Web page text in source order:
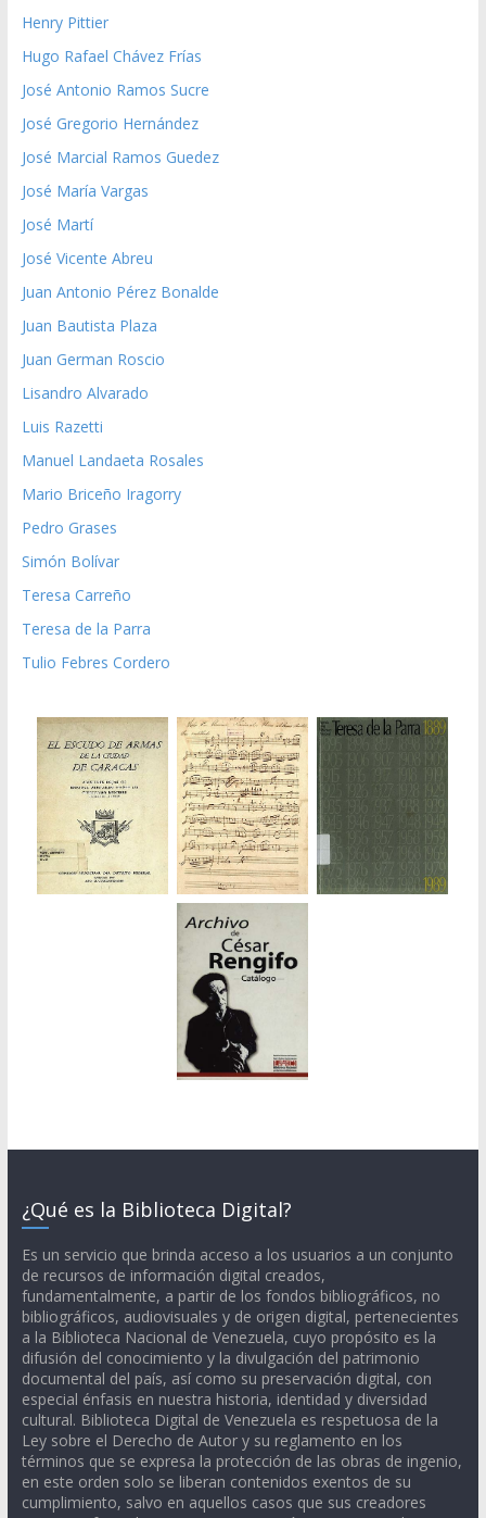
Henry Pittier
Hugo Rafael Chávez Frías
José Antonio Ramos Sucre
José Gregorio Hernández
José Marcial Ramos Guedez
José María Vargas
José Martí
José Vicente Abreu
Juan Antonio Pérez Bonalde
Juan Bautista Plaza
Juan German Roscio
Lisandro Alvarado
Luis Razetti
Manuel Landaeta Rosales
Mario Briceño Iragorry
Pedro Grases
Simón Bolívar
Teresa Carreño
Teresa de la Parra
Tulio Febres Cordero
¿Qué es la Biblioteca Digital?
Es un servicio que brinda acceso a los usuarios a un conjunto
de recursos de información digital creados,
fundamentalmente, a partir de los fondos bibliográficos, no
bibliográficos, audiovisuales y de origen digital, pertenecientes
a la Biblioteca Nacional de Venezuela, cuyo propósito es la
difusión del conocimiento y la divulgación del patrimonio
documental del país, así como su preservación digital, con
especial énfasis en nuestra historia, identidad y diversidad
cultural. Biblioteca Digital de Venezuela es respetuosa de la
Ley sobre el Derecho de Autor y su reglamento en los
términos que se expresa la protección de las obras de ingenio,
en este orden solo se liberan contenidos exentos de su
cumplimiento, salvo en aquellos casos que sus creadores